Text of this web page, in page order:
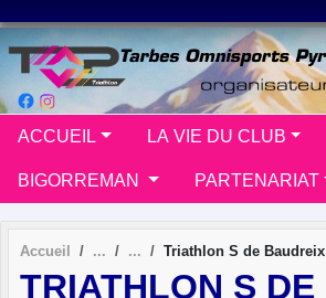
ACCUEIL LA VIE DU CLUB
BIGORREMAN PARTENARIAT
Accueil Triathlon S de Baudreix
TRIATHLON S DE